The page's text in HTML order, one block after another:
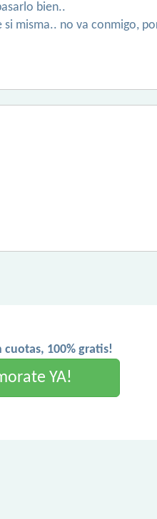
bien..
misma.. no va conmigo,
cuotas, 100% gratis!
YA!